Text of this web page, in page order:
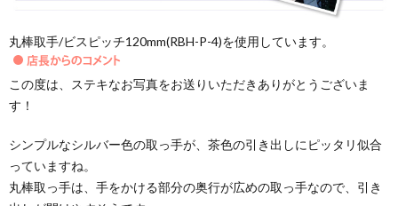
丸棒取手/ビスピッチ120mm(RBH-P-4)を使用しています。
この度は、ステキなお写真をお送りいただきありがとうございま
す！
シンプルなシルバー色の取っ手が、茶色の引き出しにピッタリ似合
っていますね。
丸棒取っ手は、手をかける部分の奥行が広めの取っ手なので、引き